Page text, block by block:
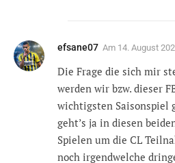
efsane07 Am 14. August
Die Frage die sich mir
werden wir bzw. dieser
wichtigsten Saisonspiel
geht’s ja in diesen
Spielen um die CL
noch irgendwelche